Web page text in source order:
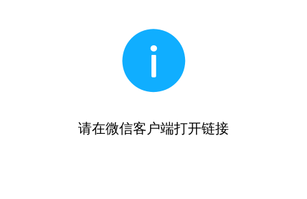
请在微信客户端打开链接